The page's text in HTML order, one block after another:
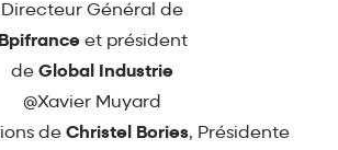
Directeur Général de
Bpifrance et président
de Global Industrie
@Xavier Muyard
de Christel Bories, Présidente